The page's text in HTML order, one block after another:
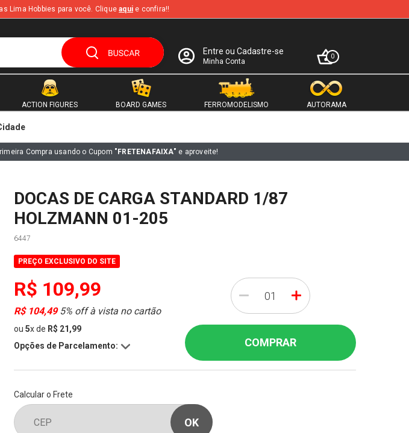
Lima Hobbies para você. Cliqueaqui e confira!!
Entre ou Cadastre-se
Minha Conta
0
ACTION FIGURES BOARD GAMES FERROMODELISMO AUTORAMA
Compra usando o Cupom "FRETENAFAIXA" e aproveite!
DOCAS DE CARGA STANDARD 1/87
HOLZMANN 01-205
6447
PREÇO EXCLUSIVO DO SITE
R$ 109,99
R$ 104,495% off à vista no cartão
ou 5xde R$ 21,99
Opções de Parcelamento:
- +
COMPRAR
Calcular o Frete